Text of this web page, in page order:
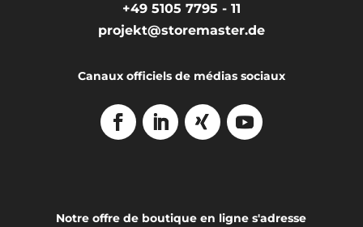
+49 5105 7795 - 11
projekt@storemaster.de
Canaux officiels de médias sociaux
Notre offre de boutique en ligne s'adresse